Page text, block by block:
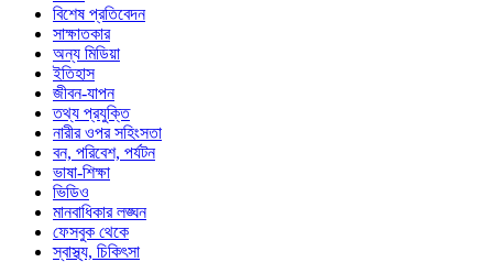
বিশেষ প্রতিবেদন
সাক্ষাতকার
অন্য মিডিয়া
ইতিহাস
জীবন-যাপন
তথ্য প্রযুক্তি
নারীর ওপর সহিংসতা
বন, পরিবেশ, পর্যটন
ভাষা-শিক্ষা
ভিডিও
মানবাধিকার লঙ্ঘন
ফেসবুক থেকে
স্বাস্থ্য, চিকিৎসা